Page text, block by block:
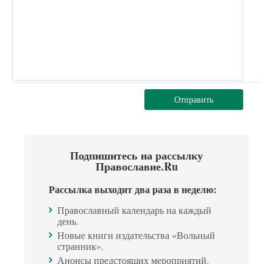
Отправить
Подпишитесь на рассылку
Православие.Ru
Рассылка выходит два раза в неделю:
Православный календарь на каждый
день.
Новые книги издательства «Вольный
странник».
Анонсы предстоящих мероприятий.